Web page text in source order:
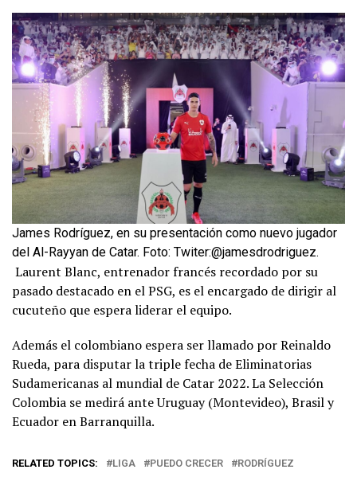
James Rodríguez, en su presentación como nuevo jugador
del Al-Rayyan de Catar. Foto: Twiter:@jamesdrodriguez.
Laurent Blanc, entrenador francés recordado por su
pasado destacado en el PSG, es el encargado de dirigir al
cucuteño que espera liderar el equipo.
Además el colombiano espera ser llamado por Reinaldo
Rueda, para disputar la triple fecha de Eliminatorias
Sudamericanas al mundial de Catar 2022. La Selección
Colombia se medirá ante Uruguay (Montevideo), Brasil y
Ecuador en Barranquilla.
RELATED TOPICS: LIGA PUEDO CRECER RODRÍGUEZ